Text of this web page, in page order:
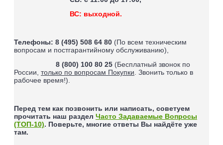
ВС: выходной.
Телефоны: 8 (495) 508 64 80 (По всем техническим
вопросам и постгарантийному обслуживанию),
8 (800) 100 80 25 (Бесплатный звонок по
России, только по вопросам Покупки . Звонить только в
рабочее время!).
Перед тем как позвонить или написать, советуем
прочитать наш раздел Часто Задаваемые Вопросы
(ТОП-10). Поверьте, многие ответы Вы найдёте уже
там.